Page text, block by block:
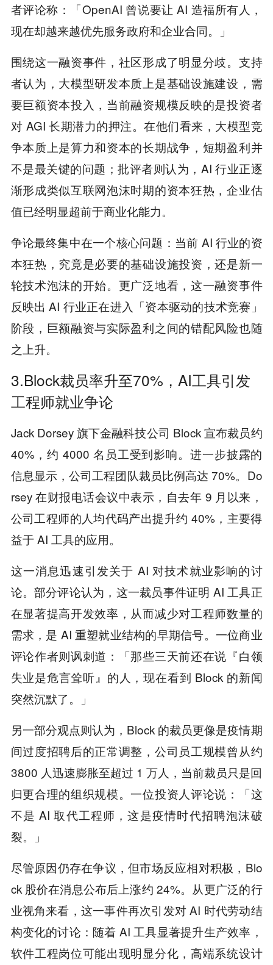
者评论称：「OpenAI 曾说要让 AI 造福所有人，
现在却越来越优先服务政府和企业合同。」
围绕这一融资事件，社区形成了明显分歧。支持
者认为，大模型研发本质上是基础设施建设，需
要巨额资本投入，当前融资规模反映的是投资者
对 AGI 长期潜力的押注。在他们看来，大模型竞
争本质上是算力和资本的长期战争，短期盈利并
不是最关键的问题；批评者则认为，AI 行业正逐
渐形成类似互联网泡沫时期的资本狂热，企业估
值已经明显超前于商业化能力。
争论最终集中在一个核心问题：当前 AI 行业的资
本狂热，究竟是必要的基础设施投资，还是新一
轮技术泡沫的开始。更广泛地看，这一融资事件
反映出 AI 行业正在进入「资本驱动的技术竞赛」
阶段，巨额融资与实际盈利之间的错配风险也随
之上升。
3.Block裁员率升至70%，AI工具引发
工程师就业争论
Jack Dorsey 旗下金融科技公司 Block 宣布裁员约
40%，约 4000 名员工受到影响。进一步披露的
信息显示，公司工程团队裁员比例高达 70%。Do
rsey 在财报电话会议中表示，自去年 9 月以来，
公司工程师的人均代码产出提升约 40%，主要得
益于 AI 工具的应用。
这一消息迅速引发关于 AI 对技术就业影响的讨
论。部分评论认为，这一裁员事件证明 AI 工具正
在显著提高开发效率，从而减少对工程师数量的
需求，是 AI 重塑就业结构的早期信号。一位商业
评论作者则讽刺道：「那些三天前还在说『白领
失业是危言耸听』的人，现在看到 Block 的新闻
突然沉默了。」
另一部分观点则认为，Block 的裁员更像是疫情期
间过度招聘后的正常调整，公司员工规模曾从约
3800 人迅速膨胀至超过 1 万人，当前裁员只是回
归更合理的组织规模。一位投资人评论说：「这
不是 AI 取代工程师，这是疫情时代招聘泡沫破
裂。」
尽管原因仍存在争议，但市场反应相对积极，Blo
ck 股价在消息公布后上涨约 24%。从更广泛的行
业视角来看，这一事件再次引发对 AI 时代劳动结
构变化的讨论：随着 AI 工具显著提升生产效率，
软件工程岗位可能出现明显分化，高端系统设计